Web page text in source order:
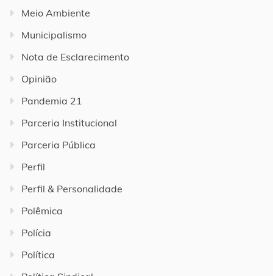
Meio Ambiente
Municipalismo
Nota de Esclarecimento
Opinião
Pandemia 21
Parceria Institucional
Parceria Pública
Perfil
Perfil & Personalidade
Polêmica
Polícia
Política